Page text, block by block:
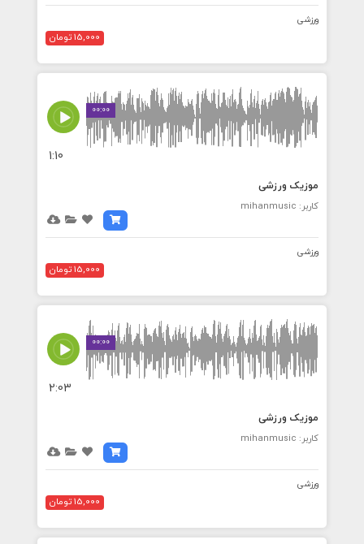
ورزشی
15,000 تومان
00:00
1:10
موزیک ورزشی
کاربر: mihanmusic
ورزشی
15,000 تومان
00:00
2:03
موزیک ورزشی
کاربر: mihanmusic
ورزشی
15,000 تومان